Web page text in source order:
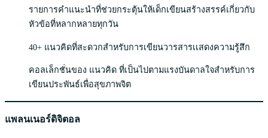
รายการคำแนะนำที่ช่วยกระตุ้นให้เด็กเขียนสร้างสรรค์เกี่ยวกับ
หัวข้อที่หลากหลายทุกวัน
40+ แนวคิดที่สะดวกสำหรับการเขียนวารสารเเสดงความรู้สึก
คอลเล็กชั่นของ แนวคิด ที่เป็นไปตามแรงบันดาลใจสำหรับการ
เขียนประพันธ์เพื่อสุขภาพจิต
แพลนเนอร์ดิจิตอล